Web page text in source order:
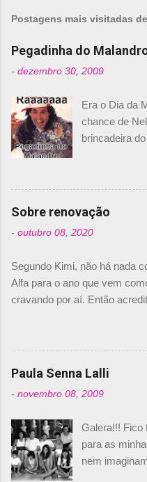
n
t
r
i
o
Postagens mais visitadas
Pegadinha do
- dezembro 30, 2009
Era o Dia da
chance de
brincadeira
de abril –,
comprado
com isso,
foi
Daniele
não será o
2010. "Na
de Piquet",
dois
não tem
Nelson
experiente.”
não
de
outros
Sobre renovação
- outubro 08, 2020
Segundo Kimi, não há nada
Alfa para o ano que vem
cravando por aí. Então
truth but I’ve never had an
should, pretty much, tell you
#AlfaRomeoRacing
Romain falando sobre o fato
@RGrosjean ! #EifelGP 🇩🇪
pic.twitter.com/
2020 Beijinhos, Ludy
Paula Senna Lalli
- novembro 08, 2009
Galera!!! Fico
para as
nem